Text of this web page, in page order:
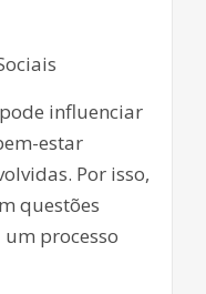
influenciar
estar
Por isso,
questões
processo